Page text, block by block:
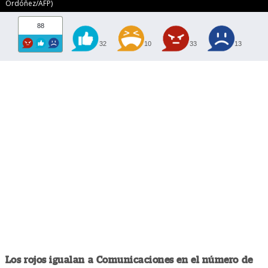
Ordóñez/AFP)
88
32 10 33 13
Los rojos igualan a Comunicaciones en el número de